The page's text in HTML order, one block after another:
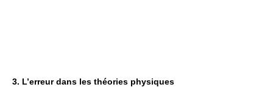
3. L’erreur dans les théories physiques